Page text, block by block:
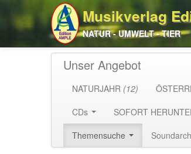
Musikverlag
NATUR - UMWELT - TIER
Unser Angebot
NATURJAHR (12)
CDs
SOFORT
Themensuche